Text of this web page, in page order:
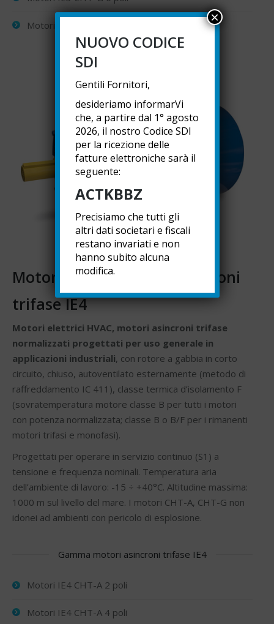
Motori CHT-G trifase
Motori elettrici HVAC asincroni
trifase IE4
Motori elettrici HVAC, motori asincroni trifase
normalizzati progettati per uso generale in
applicazioni industriali, con rotore a gabbia in corto
circuito, chiuso, autoventilato esternamente (metodo di
raffreddamento IC 411), classe termica d’isolamento F
(sovratemperatura motore classe B per tutti i motori
con potenza normalizzata; classe B o B/F per i rimanenti
motori trifasi e monofasi).
Progettati per operare in servizio continuo (S1) a
tensione e frequenza nominali. Temperatura aria
dell’ambiente di lavoro: -15 ÷ +40°C. Altitudine massima:
1000 m sul livello del mare. I motori CHT-A, CHT-G non
idonei ad ambienti con pericolo di esplosione.
Gamma motori asincroni trifase IE4
Motori IE4 CHT-A 2 poli
Motori IE4 CHT-A 4 poli
NUOVO CODICE
SDI
Gentili Fornitori,
desideriamo informarVi
che, a partire dal 1° agosto
2026, il nostro Codice SDI
per la ricezione delle
fatture elettroniche sarà il
seguente:
ACTKBBZ
Precisiamo che tutti gli
altri dati societari e fiscali
restano invariati e non
hanno subito alcuna
modifica.
×